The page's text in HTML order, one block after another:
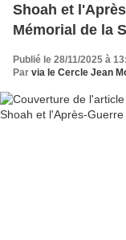
Shoah et
Mémorial de la
Publié le 28/11/2025 à
Par via le Cercle Jean